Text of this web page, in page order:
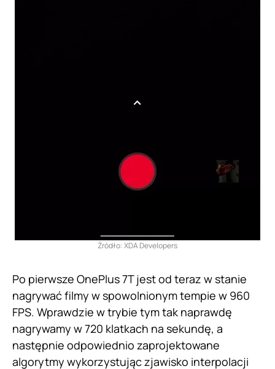
Źródło: XDA Developers
Po pierwsze OnePlus 7T jest od teraz w stanie
nagrywać filmy w spowolnionym tempie w 960
FPS. Wprawdzie w trybie tym tak naprawdę
nagrywamy w 720 klatkach na sekundę, a
następnie odpowiednio zaprojektowane
algorytmy wykorzystując zjawisko interpolacji